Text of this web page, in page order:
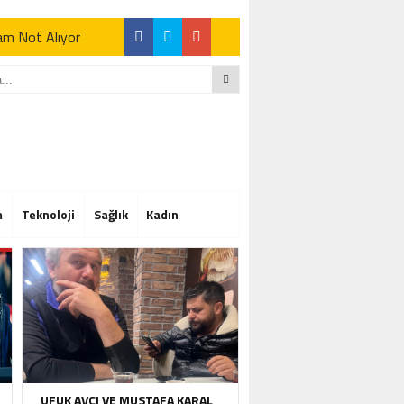
Not Alıyor
Not Alıyor
Teknoloji Sağlık Kadın
UFUK AVCI VE MUSTAFA KARAL